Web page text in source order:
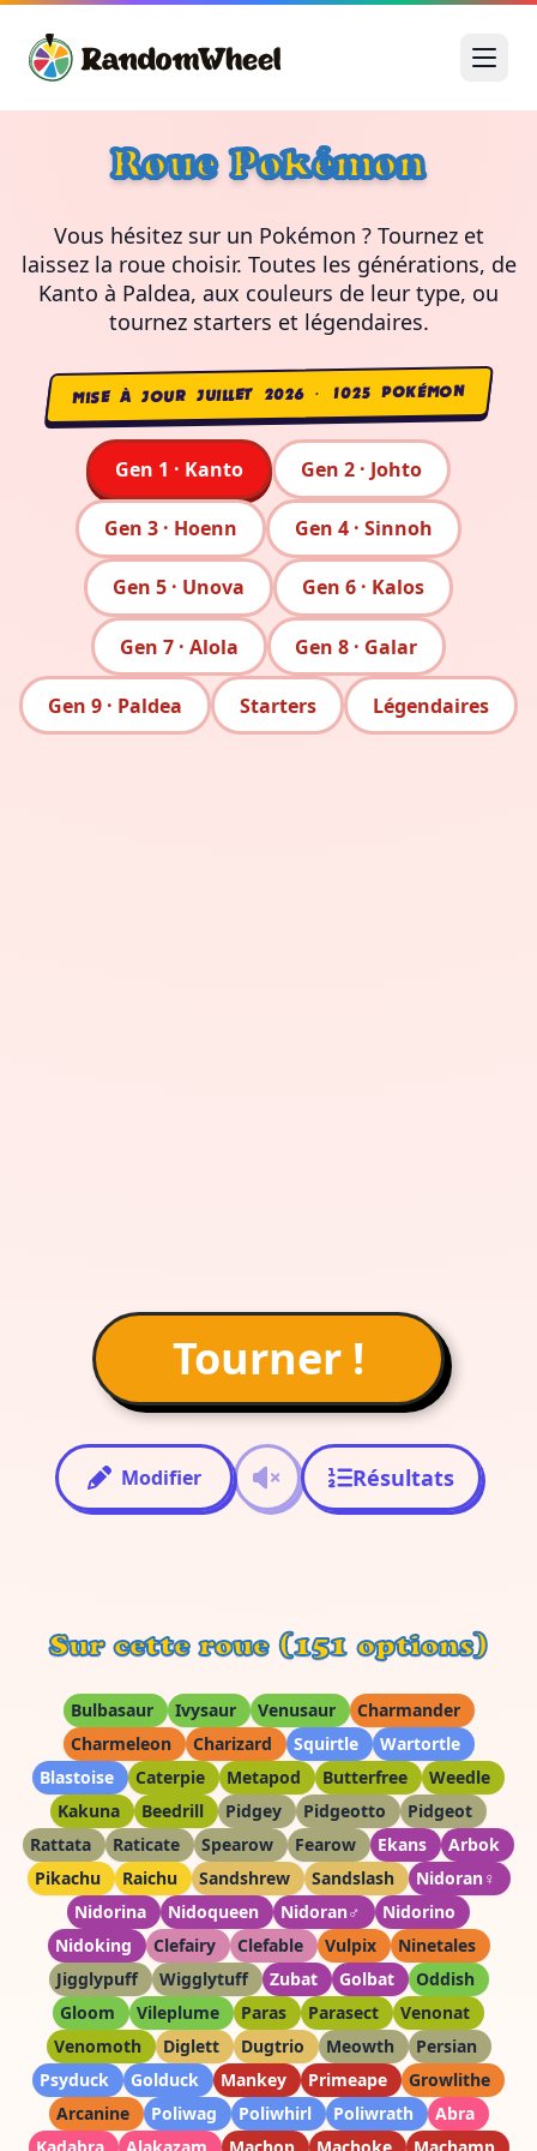
Roue Pokémon
Vous hésitez sur un Pokémon ? Tournez et
laissez la roue choisir. Toutes les générations, de
Kanto à Paldea, aux couleurs de leur type, ou
tournez starters et légendaires.
MISE À JOUR JUILLET 2026 · 1025 POKÉMON
Gen 1 · Kanto Gen 2 · Johto
Gen 3 · Hoenn Gen 4 · Sinnoh
Gen 5 · Unova Gen 6 · Kalos
Gen 7 · Alola Gen 8 · Galar
Gen 9 · Paldea Starters Légendaires
Tourner !
Modifier Résultats
Sur cette roue (151 options)
Bulbasaur Ivysaur Venusaur
Charmander
Charmeleon
Charizard Squirtle
Wartortle
Blastoise
Caterpie Metapod Butterfree
Weedle
Kakuna
Beedrill Pidgey Pidgeotto
Pidgeot
Rattata
Raticate Spearow Fearow Ekans
Arbok
Pikachu
Raichu Sandshrew Sandslash
Nidoran♀
Nidorina
Nidoqueen Nidoran♂
Nidorino
Nidoking
Clefairy Clefable Vulpix
Ninetales
Jigglypuff
Wigglytuff Zubat Golbat
Oddish
Gloom
Vileplume Paras Parasect
Venonat
Venomoth
Diglett Dugtrio Meowth
Persian
Psyduck
Golduck Mankey Primeape
Growlithe
Arcanine
Poliwag Poliwhirl Poliwrath
Abra